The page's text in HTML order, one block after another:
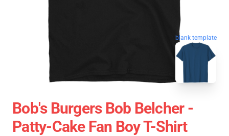
blank template
Bob's Burgers Bob Belcher -
Patty-Cake Fan Boy T-Shirt